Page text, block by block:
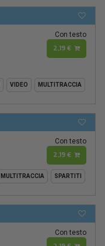
Con testo
2,19 €
VIDEO MULTITRACCIA
Con testo
2,19 €
MULTITRACCIA SPARTITI
Con testo